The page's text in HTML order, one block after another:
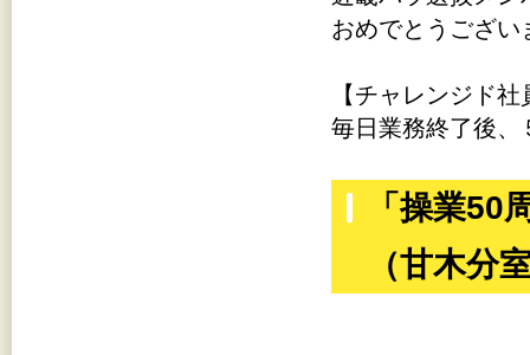
おめでとうござい
【チャレンジド
毎日業務終了後、
「操業50
（甘木分